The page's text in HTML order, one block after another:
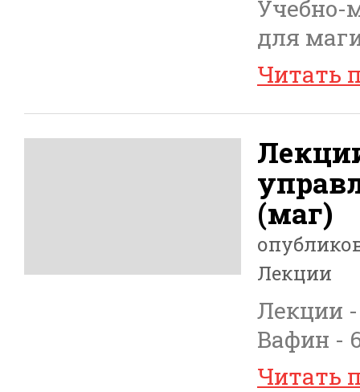
Учебно-
для
Читать
(маг)
Лекции
Лекции
Вафин -
Читать